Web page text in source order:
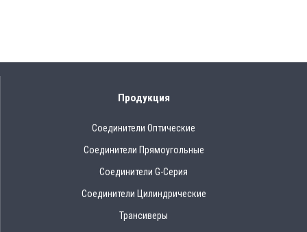
Продукция
Соединители Оптические
Соединители Прямоугольные
Соединители G-Серия
Соединители Цилиндрические
Трансиверы